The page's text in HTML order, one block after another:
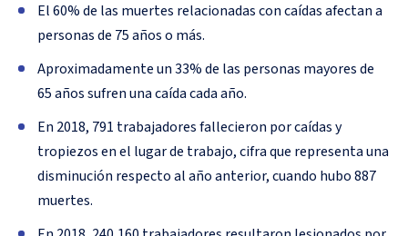
El 60% de las muertes relacionadas con caídas afectan a
personas de 75 años o más.
Aproximadamente un 33% de las personas mayores de
65 años sufren una caída cada año.
En 2018, 791 trabajadores fallecieron por caídas y
tropiezos en el lugar de trabajo, cifra que representa una
disminución respecto al año anterior, cuando hubo 887
muertes.